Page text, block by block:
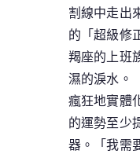
割線中走出
的「超級修
羯座的上班
濕的淚水。
瘋狂地實體
的運勢至少
器。「我需